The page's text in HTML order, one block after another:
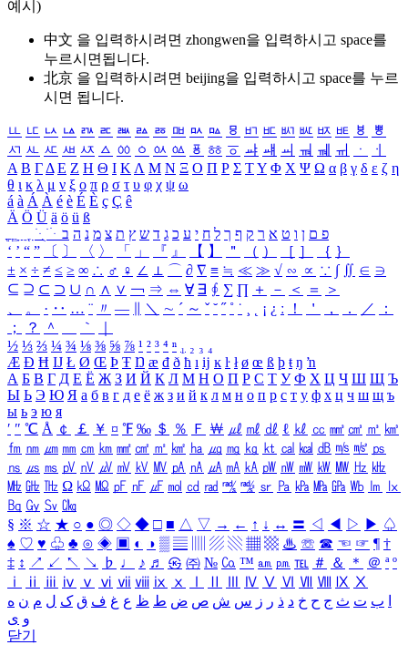
예시)
中文 을 입력하시려면 zhongwen을 입력하시고 space를
누르시면됩니다.
北京 을 입력하시려면 beijing을 입력하시고 space를 누르
시면 됩니다.
ㅥ ㅦ ㅧ ㅨ ㅩ ㅪ ㅫ ㅬ ㅭ ㅮ ㅯ ㅰ ㅱ ㅲ ㅳ ㅴ ㅵ ㅶ ㅷ ㅸ
ㅹ
ㅺ ㅻ ㅼ ㅽ ㅾ ㅿ ㆀ ㆁ ㆂ ㆃ ㆄ ㆅ ㆆ ㆇ ㆈ ㆉ ㆊ ㆋ ㆌ ㆍ
ㆎ
Α Β ΓΔ Ε Ζ Η Θ Ι ΚΛ Μ Ν Ξ Ο Π Ρ Σ ΤΥ Φ Χ Ψ Ω α β γ δ ε ζ η
θ ι κ λ μ ν ξ ο π ρ σ τ υ φ χ ψ ω
á à Á À é è É È ç Ç ê
Ä Ö Ü ä ö ü ß
ִֶֹ ֻּ ׁׂ פ ם ן ו ט א ר ק ף ך ל ח י ע כ ג ד ש ץ ת צ מ נ ה ב
‘ ’ “ ” 〔 〕 〈 〉 「 」 『 』 【 】 ＂ （ ） ［ ］ ｛ ｝
± × ÷ ≠ ≤ ≥ ∞ ∴ ♂ ♀ ∠ ⊥ ⌒ ∂ ∇ ≡ ≒ ≪ ≫ √ ∽ ∝ ∵ ∫ ∬ ∈ ∋
⊆ ⊇ ⊂ ⊃ ∪ ∩ ∧ ∨ ￢ ⇒ ⇔ ∀ ∃ ∮ ∑ ∏ ＋ － ＜ ＝
＞
、
。 · ‥ … ¨ 〃 ― ＼ ∼ ´ ～ ˇ ˘ ˝ ˚ ˙ ¸ ¡ ¿ ː ！ ＇ ， ． ／
：
；
？ ＾ ｀
½ ⅓ ⅔ ¼ ¾ ⅛ ⅜ ⅝ ⅞ ¹ ² ³ ⁴ ⁿ ₁ ₂ ₃ ₄
Æ Ð Ħ Ĳ Ł Ø Œ Þ Ŧ Ŋ æ đ ð ħ ı ĳ ĸ ŀ ł ø œ ß þ ŧ ŋ ŉ
А Б В Г Д Е Ё Ж З И Й К Л М Н О П Р С Т У Ф Х Ц Ч Ш Щ Ъ
Ы Ь Э Ю Я а б в г д е ё ж з и й к л м н о п р с т у ф х ц ч ш щ ъ
ы ь э ю я
′ ″ ℃ Å ￠ ￡ ￥ ¤ ℉ ‰ ＄ ％ Ｆ ￦ ㎕ ㎖ ㎗ ℓ ㎘ ㏄ ㎣ ㎤ ㎥ ㎦
㎙ ㎚ ㎛ ㎜ ㎝ ㎞ ㎟ ㎠ ㎡ ㎢ ㏊ ㎍ ㎎ ㎏ ㏏ ㎈ ㎉ ㏈ ㎧ ㎨ ㎰
㎱ ㎲ ㎳ ㎴ ㎵ ㎶ ㎷ ㎸ ㎹ ㎀ ㎁ ㎂ ㎃ ㎄ ㎺ ㎻ ㎽ ㎾ ㎿ ㎐ ㎑
㎒ ㎓ ㎔ Ω ㏀ ㏁ ㎊ ㎋ ㎌ ㏖ ㏅ ㎭ ㎮ ㎯ ㏛ ㎩ ㎪ ㎫ ㎬ ㏝ ㏐
㏓
㏃ ㏉ ㏜ ㏆
§ ※ ☆ ★ ○ ● ◎ ◇ ◆ □ ■ △ ▽ → ← ↑ ↓ ↔ 〓 ◁ ◀ ▷ ▶ ♤
♠ ♡ ♥ ♧ ♣ ⊙ ◈ ▣ ◐ ◑ ▒ ▤ ▨ ▧ ▦ ▩ ♨ ☏ ☎ ☜ ☞ ¶ †
‡ ↕ ↗ ↙ ↖ ↘ ♭ ♩ ♪ ♬ ㉿ ㈜ № ㏇ ™ ㏂ ㏘ ℡ ＃ ＆ ＊ ＠ ª º
ⅰ
ⅱ ⅲ ⅳ ⅴ ⅵ ⅶ ⅷ ⅸ ⅹ Ⅳ Ⅴ Ⅵ Ⅶ Ⅷ Ⅸ Ⅹ
ب ت ث ج ح خ د ذ ر ز س ش ص ض ط ظ ع غ ف ق ک ل م ن ه
و ی
닫기